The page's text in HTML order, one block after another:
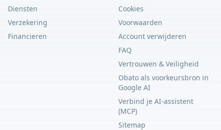
Diensten
Verzekering
Financieren
Cookies
Voorwaarden
Account verwijderen
FAQ
Vertrouwen & Veiligheid
Obato als voorkeursbron in
Google AI
Verbind je AI-assistent
(MCP)
Sitemap